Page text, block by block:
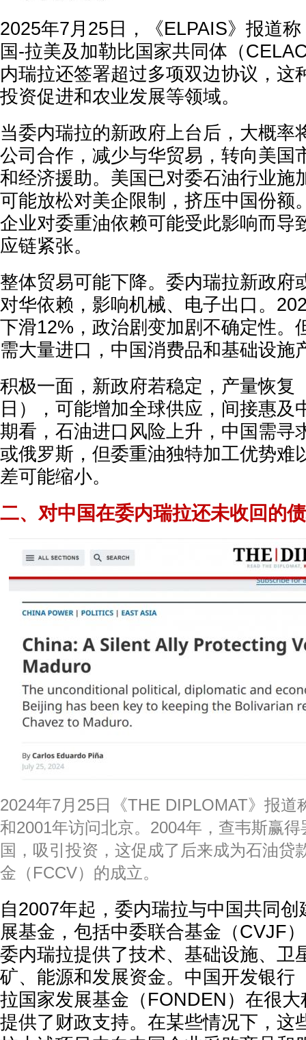
2025年7月25日，《ELPAIS》报道
国-拉美及加勒比国家共同体（
内瑞拉还签署超过多项双边协议，这
投资促进和农业发展等领域。
当委内瑞拉的新政府上台后，大概率
公司合作，减少与华贸易，转向美国
和经济援助。美国已对委石油行业施
可能放松对美企限制，挤压中国份额
企业对委重油依赖可能受此影响而导
应链紧张。
整体贸易可能下降。委内瑞拉新政府
对华依赖，影响机械、电子出口。
下滑12%，政治剧变加剧不确定性。
需大量进口，中国消费品和基础设施
积极一面，新政府若稳定，产量恢复
日），可能增加全球供应，间接惠及
期看，石油进口风险上升，中国需寻
或俄罗斯，但委重油独特加工优势难
差可能缩小。
二、对中国在委内瑞拉还未收回的
2024年7月25日《THE DIPLOMAT》报道
和2001年访问北京。2004年，查韦斯赢
国，吸引投资，这促成了后来成为石油
金（FCCV）的成立。
自2007年起，委内瑞拉与中国共同
展基金，包括中委联合基金（CVJF
委内瑞拉提供了技术、基础设施、卫
矿、能源和发展资金。中国开发银行
拉国家发展基金（FONDEN）在很
提供了财政支持。在某些情况下，这